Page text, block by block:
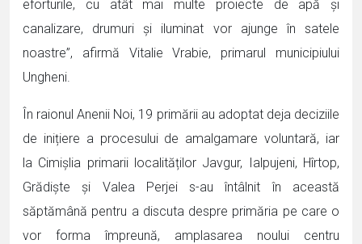
eforturile, cu atât mai multe proiecte de apă și
canalizare, drumuri și iluminat vor ajunge în satele
noastre”, afirmă Vitalie Vrabie, primarul municipiului
Ungheni.
În raionul Anenii Noi, 19 primării au adoptat deja deciziile
de inițiere a procesului de amalgamare voluntară, iar
la Cimișlia primarii localităților Javgur, Ialpujeni, Hîrtop,
Grădiște și Valea Perjei s-au întâlnit în această
săptămână pentru a discuta despre primăria pe care o
vor forma împreună, amplasarea noului centru